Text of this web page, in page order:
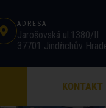
ADRESA
Jarošovská ul.1380/II
37701 Jindřichův
KONTAKT